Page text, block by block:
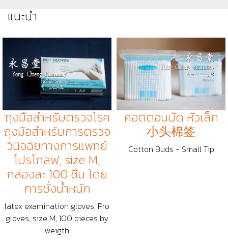
แนะนำ
ถุงมือสำหรับตรวจโรค
ถุงมือสำหรับการตรวจ
วินิจฉัยทางการแพทย์
โปรโกลฟ, size M,
กล่องละ 100 ชิ้น โดย
การชั่งน้ำหนัก
latex examination gloves, Pro
gloves, size M, 100 pieces by
weigth
คอตตอนบัด หัวเล็ก
小头棉签
Cotton Buds - Small Tip